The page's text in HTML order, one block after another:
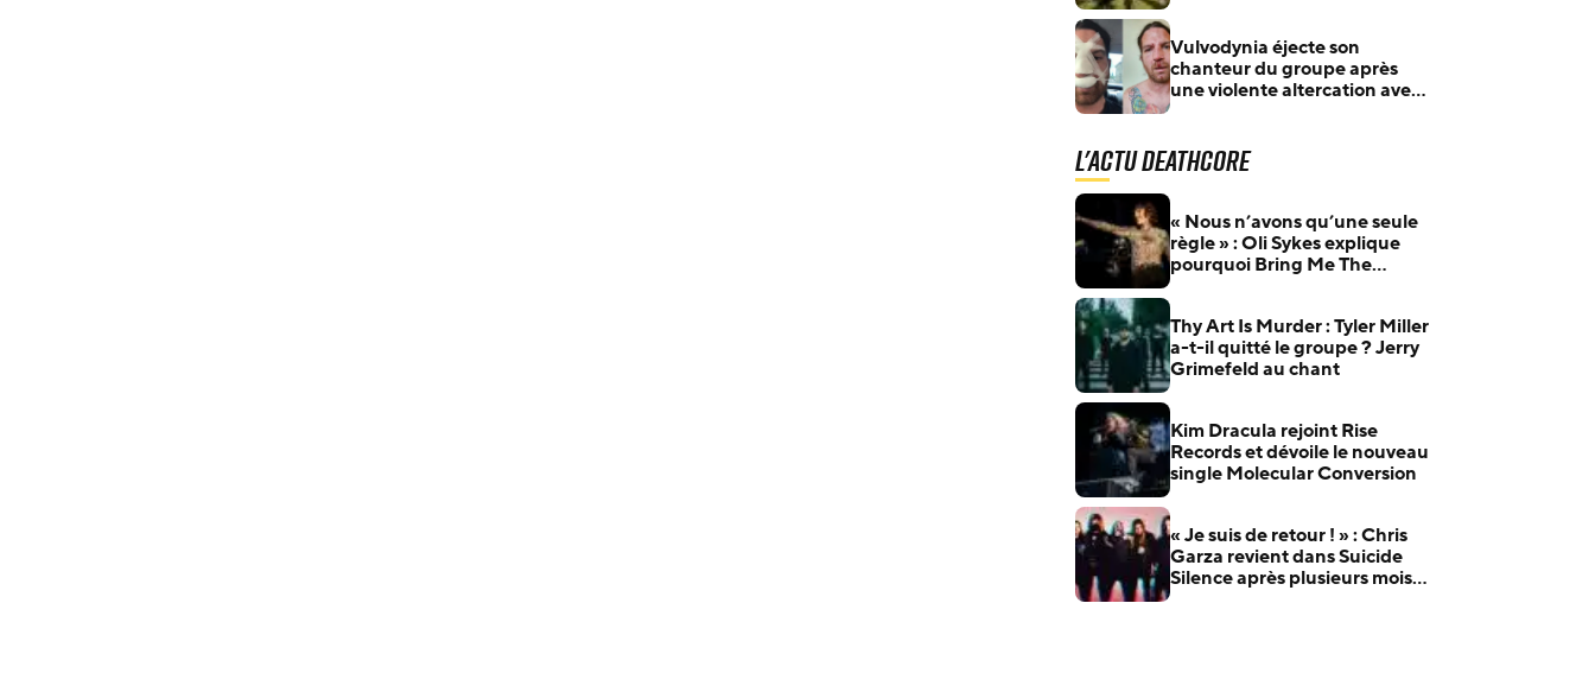
Vulvodynia éjecte son
chanteur du groupe après
une violente altercation avec
L'actu Deathcore
« Nous n’avons qu’une seule
règle » : Oli Sykes explique
pourquoi Bring Me The
Thy Art Is Murder : Tyler Miller
a-t-il quitté le groupe ? Jerry
Grimefeld au chant
Kim Dracula rejoint Rise
Records et dévoile le nouveau
single Molecular Conversion
« Je suis de retour ! » : Chris
Garza revient dans Suicide
Silence après plusieurs mois